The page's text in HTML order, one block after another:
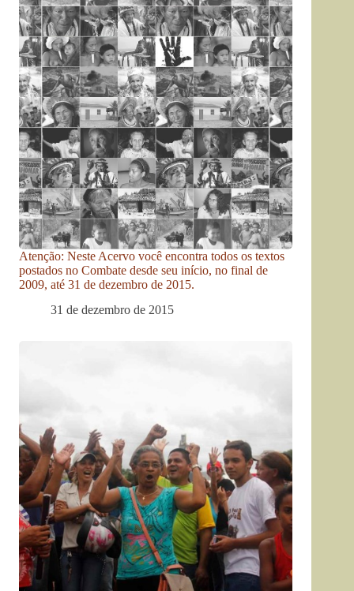
Atenção: Neste Acervo você encontra todos os textos
postados no Combate desde seu início, no final de
2009, até 31 de dezembro de 2015.
31 de dezembro de 2015